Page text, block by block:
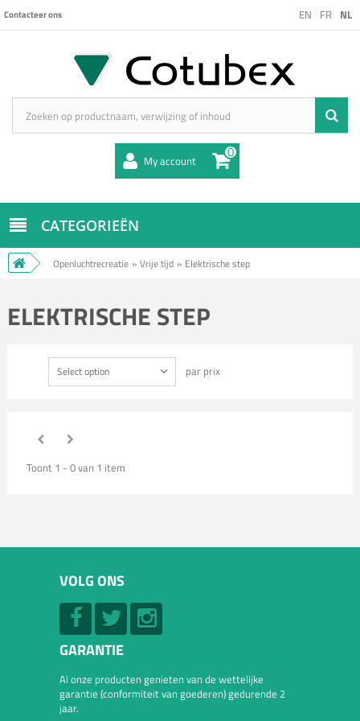
EN FR NL
Contacteer ons
My account 0
CATEGORIEËN
Openluchtrecreatie » Vrije tijd » Elektrische step
ELEKTRISCHE STEP
Select option par prix
Toont 1 - 0 van 1 item
VOLG ONS
GARANTIE
Al onze producten genieten van de wettelijke
garantie (conformiteit van goederen) gedurende 2
jaar.